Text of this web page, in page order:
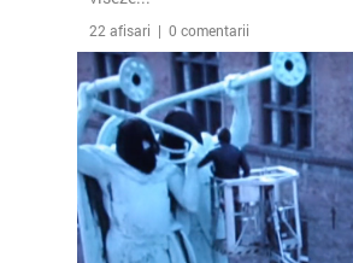
22 afisari | 0 comentarii